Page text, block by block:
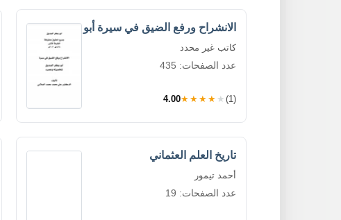
الانشراح ورفع الضيق في سيرة أبو
كاتب غير محدد
عدد الصفحات: 435
4.00★★★★★ (1)
تاريخ العلم العثماني
أحمد تيمور
عدد الصفحات: 19